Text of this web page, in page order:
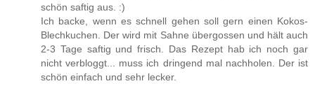
schön saftig aus. :)
Ich backe, wenn es schnell gehen soll gern einen Kokos-
Blechkuchen. Der wird mit Sahne übergossen und hält auch
2-3 Tage saftig und frisch. Das Rezept hab ich noch gar
nicht verbloggt... muss ich dringend mal nachholen. Der ist
schön einfach und sehr lecker.